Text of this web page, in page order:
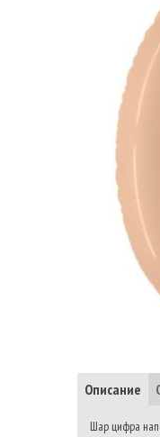
Описание
Шар цифра